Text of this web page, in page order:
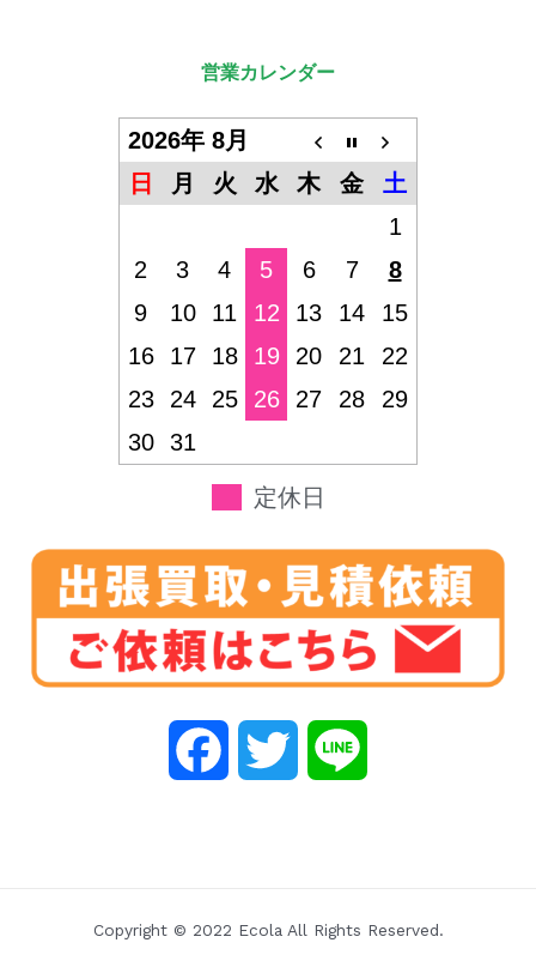
営業カレンダー
2026年 8月
日
月 火 水 木 金
土
1
2
3 4 5 6 7
8
9
10 11 12 13 14
15
16
17 18 19 20 21
22
23
24 25 26 27 28
29
30
31
定休日
e t e
Copyright © 2022 Ecola All Rights Reserved.